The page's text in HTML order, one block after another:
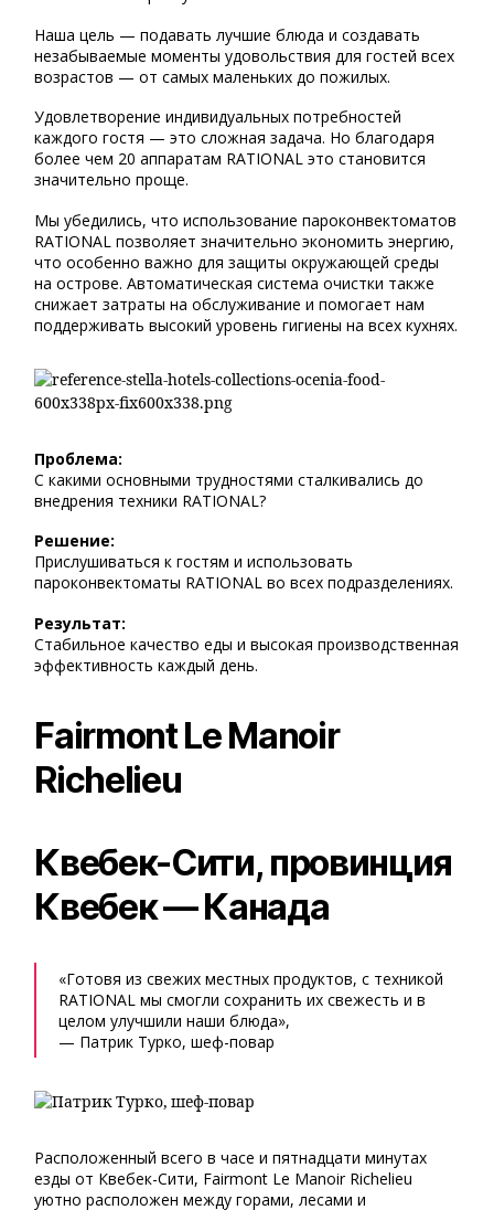
Наша цель — подавать лучшие блюда и создавать
незабываемые моменты удовольствия для гостей всех
возрастов — от самых маленьких до пожилых.
Удовлетворение индивидуальных потребностей
каждого гостя — это сложная задача. Но благодаря
более чем 20 аппаратам RATIONAL это становится
значительно проще.
Мы убедились, что использование пароконвектоматов
RATIONAL позволяет значительно экономить энергию,
что особенно важно для защиты окружающей среды
на острове. Автоматическая система очистки также
снижает затраты на обслуживание и помогает нам
поддерживать высокий уровень гигиены на всех кухнях.
Проблема:
С какими основными трудностями сталкивались до
внедрения техники RATIONAL?
Решение:
Прислушиваться к гостям и использовать
пароконвектоматы RATIONAL во всех подразделениях.
Результат:
Стабильное качество еды и высокая производственная
эффективность каждый день.
Fairmont Le Manoir
Richelieu
Квебек-Сити, провинция
Квебек — Канада
«Готовя из свежих местных продуктов, с техникой
RATIONAL мы смогли сохранить их свежесть и в
целом улучшили наши блюда»,
— Патрик Турко, шеф-повар
Расположенный всего в часе и пятнадцати минутах
езды от Квебек-Сити, Fairmont Le Manoir Richelieu
уютно расположен между горами, лесами и